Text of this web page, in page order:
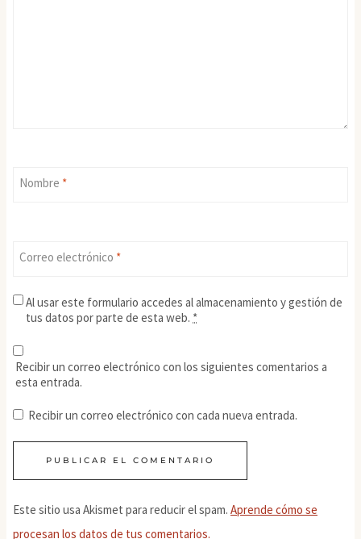
Nombre *
Correo electrónico *
Al usar este formulario accedes al almacenamiento y gestión de
tus datos por parte de esta web. *
Recibir un correo electrónico con los siguientes comentarios a
esta entrada.
Recibir un correo electrónico con cada nueva entrada.
Este sitio usa Akismet para reducir el spam. Aprende cómo se
procesan los datos de tus comentarios.